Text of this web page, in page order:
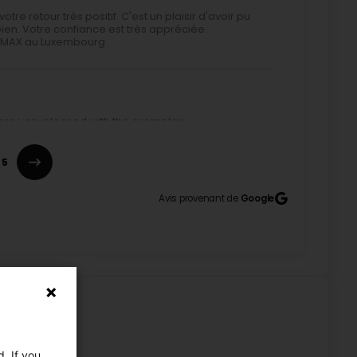
retour très positif. C'est un plaisir d'avoir pu
Votre confiance est très appréciée.
au Luxembourg
very pleased with the exemplary
efficient.
words and for placing your trust in me for the sale
– Agent immobilier REMAX au Luxembourg
nous a beaucoup aidé pour que la transaction
5
Avis provenant de Google